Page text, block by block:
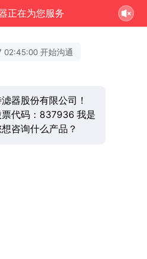
正在为您服务
02:45:00 开始沟通
器股份有限公司！
代码：837936 我是
咨询什么产品？